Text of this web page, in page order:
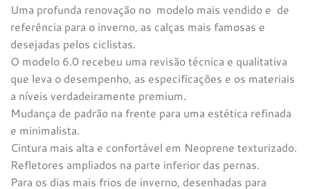
Uma profunda renovação no modelo mais vendido e de
referência para o inverno, as calças mais famosas e
desejadas pelos ciclistas.
O modelo 6.0 recebeu uma revisão técnica e qualitativa
que leva o desempenho, as especificações e os materiais
a níveis verdadeiramente premium.
Mudança de padrão na frente para uma estética refinada
e minimalista.
Cintura mais alta e confortável em Neoprene texturizado.
Refletores ampliados na parte inferior das pernas.
Para os dias mais frios de inverno, desenhadas para